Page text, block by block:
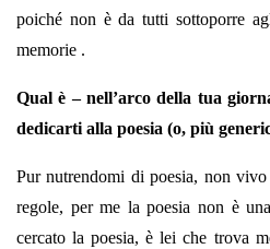
poiché non è da tutti sottoporre
memorie .
Qual è – nell’arco della tua
dedicarti alla poesia (o, più
Pur nutrendomi di poesia, non
regole, per me la poesia non è
cercato la poesia, è lei che trova